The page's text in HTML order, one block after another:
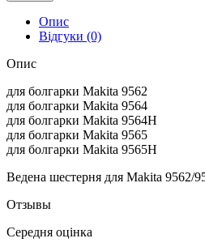
Опис
Відгуки (0)
Опис
для болгарки Makita 9562
для болгарки Makita 9564
для болгарки Makita 9564H
для болгарки Makita 9565
для болгарки Makita 9565H
Ведена шестерня для Makita 9562/
Отзывы
Середня оцінка